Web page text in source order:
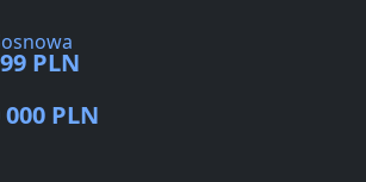
PLN
000 PLN